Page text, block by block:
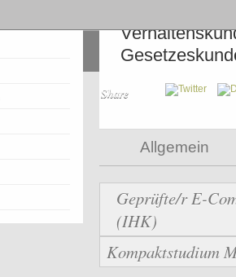
Share
Allgemein
Geprüfte/r E-
(IHK)
Kompaktstudium